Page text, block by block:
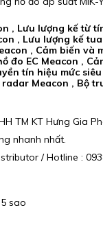
, Lưu lượng kế từ
, Lưu lượng kế
, Cảm biến và
đo EC Meacon ,
tín hiệu mức
Meacon , Bộ
TM KT Hưng Gia
nhanh nhất.
/ Hotline :
5 sao